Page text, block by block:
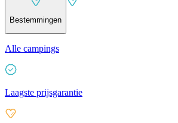
Bestemmingen
Alle campings
Laagste prijsgarantie